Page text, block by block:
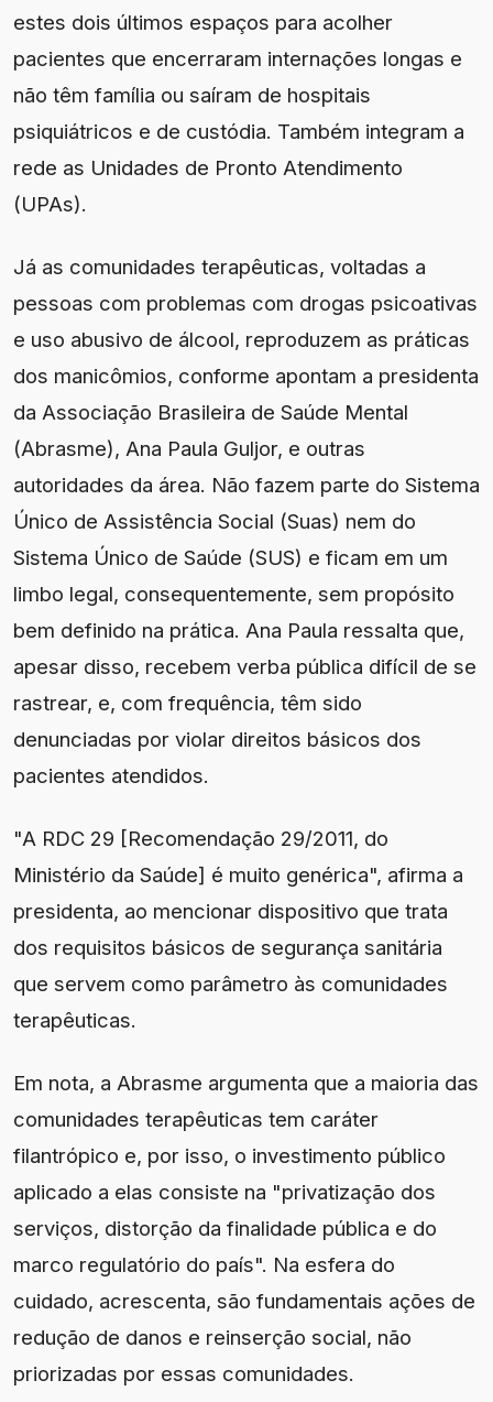
estes dois últimos espaços para acolher
pacientes que encerraram internações longas e
não têm família ou saíram de hospitais
psiquiátricos e de custódia. Também integram a
rede as Unidades de Pronto Atendimento
(UPAs).
Já as comunidades terapêuticas, voltadas a
pessoas com problemas com drogas psicoativas
e uso abusivo de álcool, reproduzem as práticas
dos manicômios, conforme apontam a presidenta
da Associação Brasileira de Saúde Mental
(Abrasme), Ana Paula Guljor, e outras
autoridades da área. Não fazem parte do Sistema
Único de Assistência Social (Suas) nem do
Sistema Único de Saúde (SUS) e ficam em um
limbo legal, consequentemente, sem propósito
bem definido na prática. Ana Paula ressalta que,
apesar disso, recebem verba pública difícil de se
rastrear, e, com frequência, têm sido
denunciadas por violar direitos básicos dos
pacientes atendidos.
"A RDC 29 [Recomendação 29/2011, do
Ministério da Saúde] é muito genérica", afirma a
presidenta, ao mencionar dispositivo que trata
dos requisitos básicos de segurança sanitária
que servem como parâmetro às comunidades
terapêuticas.
Em nota, a Abrasme argumenta que a maioria das
comunidades terapêuticas tem caráter
filantrópico e, por isso, o investimento público
aplicado a elas consiste na "privatização dos
serviços, distorção da finalidade pública e do
marco regulatório do país". Na esfera do
cuidado, acrescenta, são fundamentais ações de
redução de danos e reinserção social, não
priorizadas por essas comunidades.